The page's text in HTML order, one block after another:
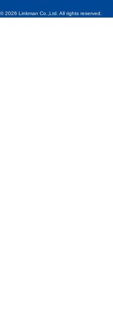
©2026 Linkman Co.,Ltd. All rights reserved.